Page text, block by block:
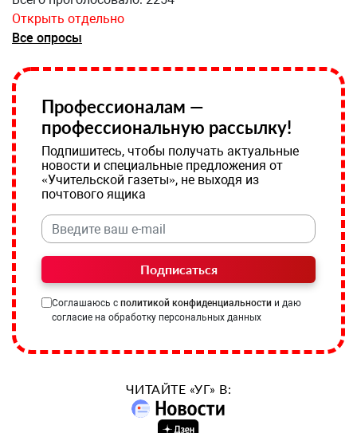
Открыть отдельно
Все опросы
Профессионалам —
профессиональную рассылку!
Подпишитесь, чтобы получать актуальные
новости и специальные предложения от
«Учительской газеты», не выходя из
почтового ящика
Подписаться
Соглашаюсь с политикой конфиденциальности и даю
согласие на обработку персональных данных
ЧИТАЙТЕ «УГ» В: